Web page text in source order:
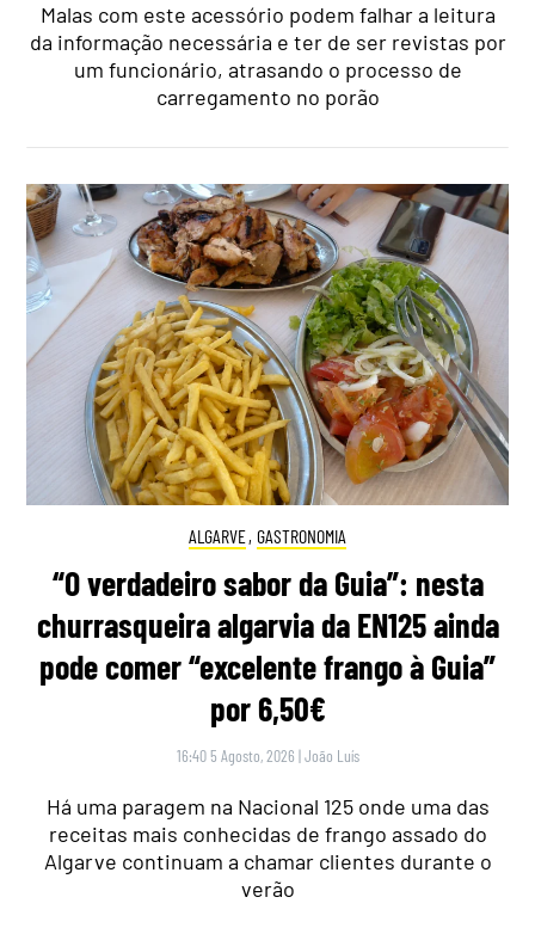
Malas com este acessório podem falhar a leitura
da informação necessária e ter de ser revistas por
um funcionário, atrasando o processo de
carregamento no porão
ALGARVE, GASTRONOMIA
“O verdadeiro sabor da Guia”: nesta
churrasqueira algarvia da EN125 ainda
pode comer “excelente frango à Guia”
por 6,50€
16:40 5 Agosto, 2026 |João Luís
Há uma paragem na Nacional 125 onde uma das
receitas mais conhecidas de frango assado do
Algarve continuam a chamar clientes durante o
verão